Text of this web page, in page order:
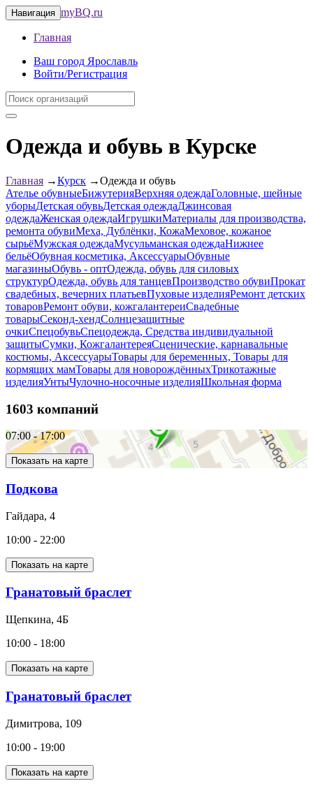
Навигация myBQ.ru
Главная
Ваш город Ярославль
Войти/Регистрация
Одежда и обувь в Курске
Главная →Курск →Одежда и обувь
Ателье обувныеБижутерияВерхняя одеждаГоловные, шейные
уборыДетская обувьДетская одеждаДжинсовая
одеждаЖенская одеждаИгрушкиМатериалы для производства,
ремонта обувиМеха, Дублёнки, КожаМеховое, кожаное
сырьёМужская одеждаМусульманская одеждаНижнее
бельёОбувная косметика, АксессуарыОбувные
магазиныОбувь - оптОдежда, обувь для силовых
структурОдежда, обувь для танцевПроизводство обувиПрокат
свадебных, вечерних платьевПуховые изделияРемонт детских
товаровРемонт обуви, кожгалантереиСвадебные
товарыСеконд-хендСолнцезащитные
очкиСпецобувьСпецодежда, Средства индивидуальной
защитыСумки, КожгалантереяСценические, карнавальные
костюмы, АксессуарыТовары для беременных, Товары для
кормящих мамТовары для новорождённыхТрикотажные
изделияУнтыЧулочно-носочные изделияШкольная форма
1603 компаний
07:00 - 17:00
Показать на карте
Подкова
Гайдара, 4
10:00 - 22:00
Показать на карте
Гранатовый браслет
Щепкина, 4Б
10:00 - 18:00
Показать на карте
Гранатовый браслет
Димитрова, 109
10:00 - 19:00
Показать на карте